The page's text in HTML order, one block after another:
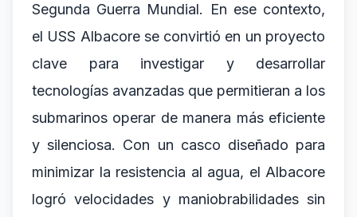
Segunda Guerra Mundial. En ese contexto,
el USS Albacore se convirtió en un proyecto
clave para investigar y desarrollar
tecnologías avanzadas que permitieran a los
submarinos operar de manera más eficiente
y silenciosa. Con un casco diseñado para
minimizar la resistencia al agua, el Albacore
logró velocidades y maniobrabilidades sin